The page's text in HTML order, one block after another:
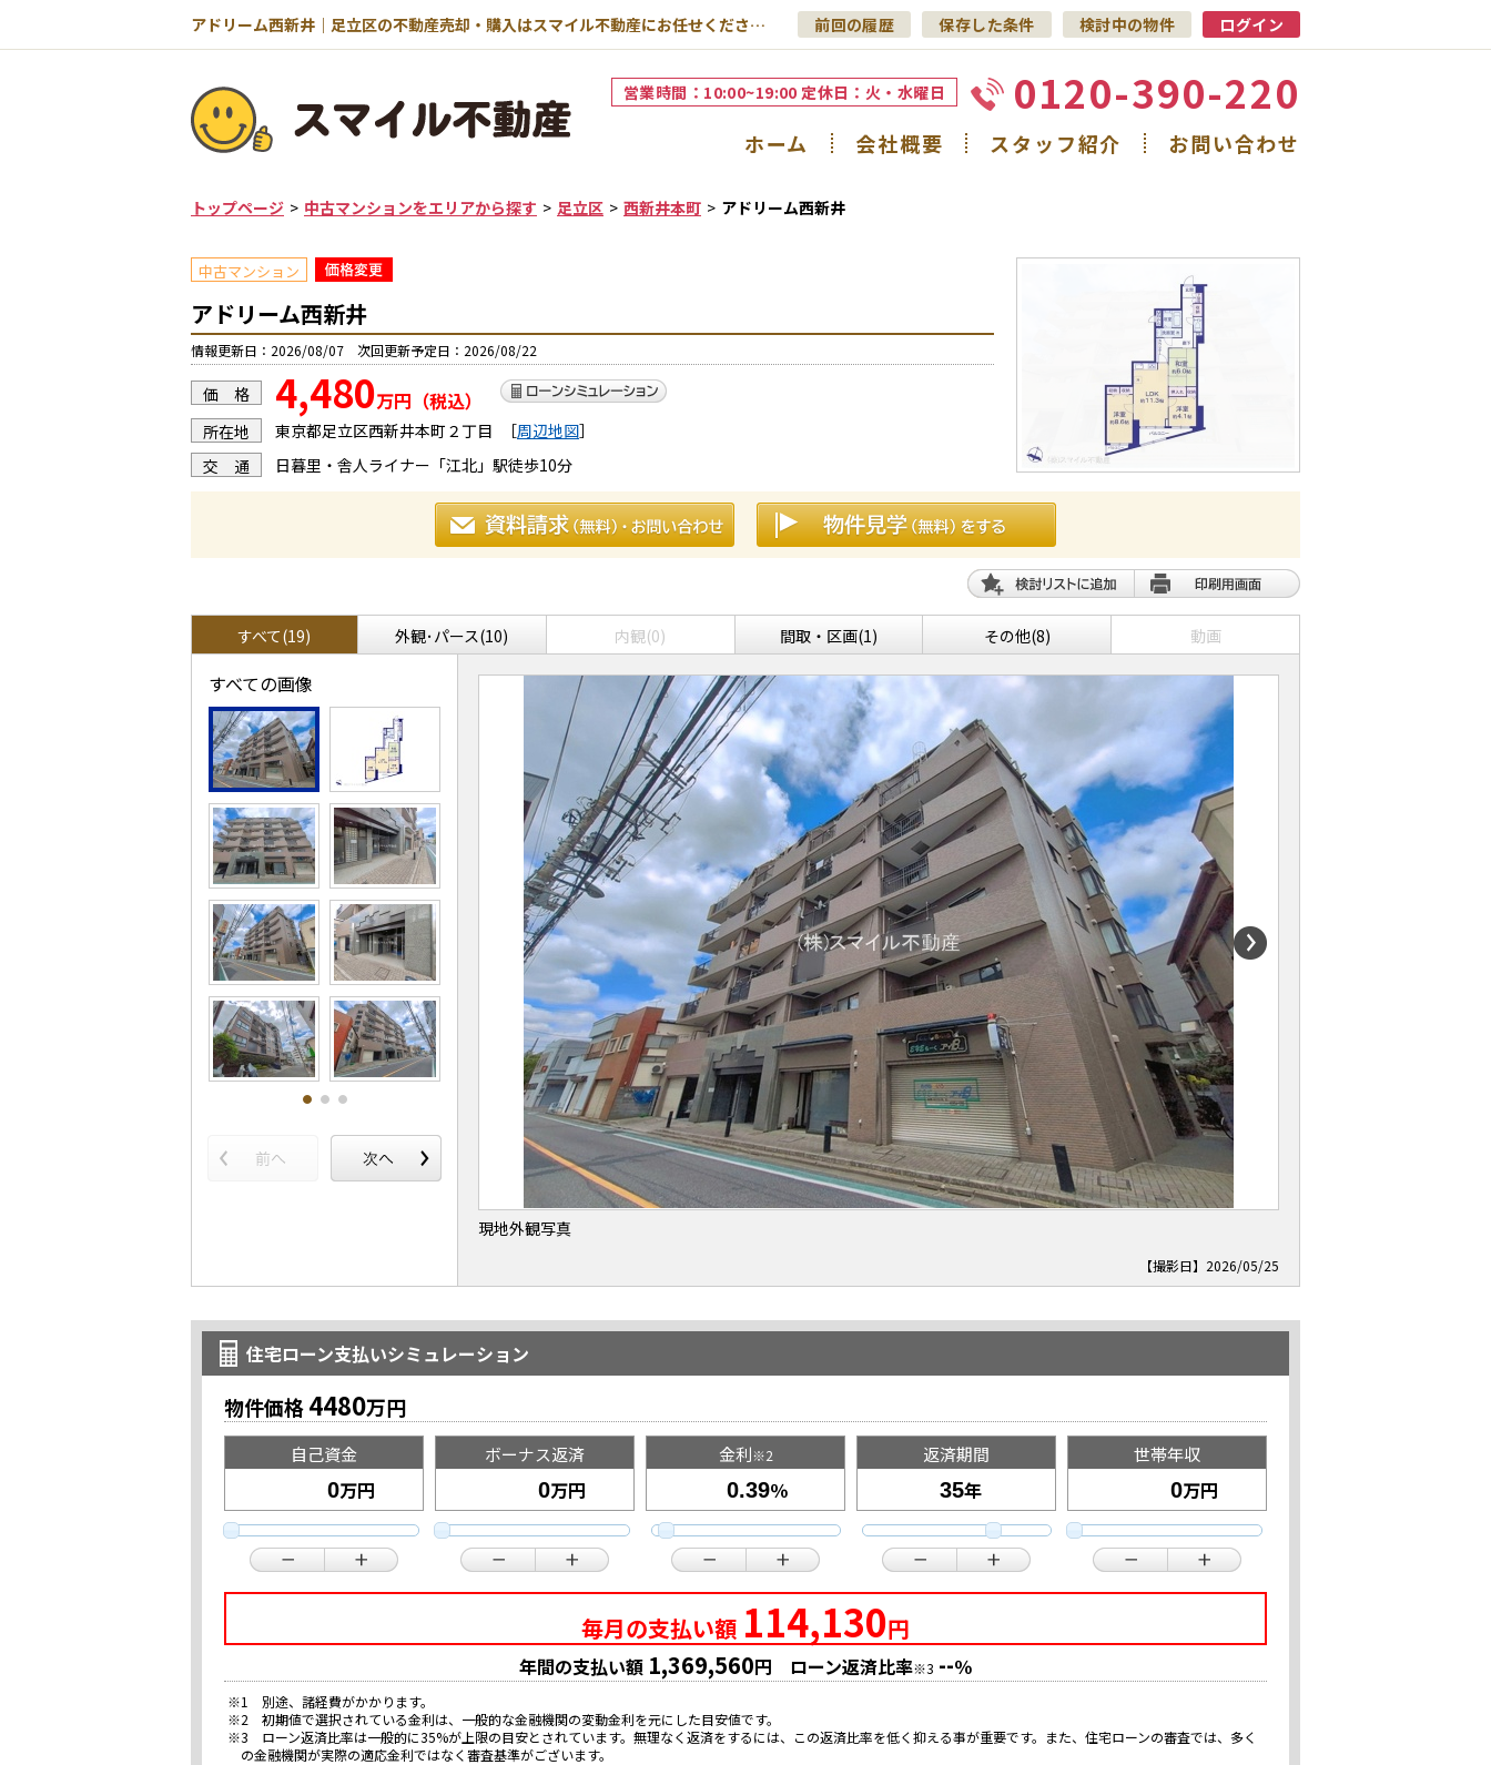
アドリーム西新井｜足立区の不動産売却・購入はスマイル不動産にお任せください！ 前回の履歴 保存した条件 検討中の物件 ログイン
営業時間：10:00~19:00 定休日：火・水曜日 0120-390-220
ホーム 会社概要 スタッフ紹介 お問い合わせ
トップページ 中古マンションをエリアから探す 足立区 西新井本町 アドリーム西新井
中古マンション
アドリーム西新井
情報更新日：2026/08/07 次回更新予定日：2026/08/22
価 格 4,480万円（税込）
所在地 東京都足立区西新井本町２丁目 ［周辺地図］
交 通
日暮里・舎人ライナー「江北」駅徒歩10分
すべて(19) 外観･パース(10) 内観(0) 間取・区画(1) その他(8) 動画
すべての画像
現地外観写真
【撮影日】2026/05/25
住宅ローン支払いシミュレーション
物件価格4480万円
自己資金
万円
ボーナス返済
万円
金利※2
％
返済期間
年
世帯年収
万円
毎月の支払い額 114,130円
年間の支払い額 1,369,560円 ローン返済比率※3 --％
※1 別途、諸経費がかかります。
※2 初期値で選択されている金利は、一般的な金融機関の変動金利を元にした目安値です。
※3 ローン返済比率は一般的に35%が上限の目安とされています。無理なく返済をするには、この返済比率を低く抑える事が重要です。また、住宅ローンの審査では、多く
の金融機関が実際の適応金利ではなく審査基準がございます。